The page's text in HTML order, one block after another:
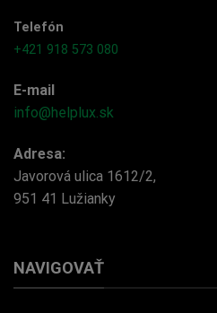
Telefón
+421 918 573 080
E-mail
info@helplux.sk
Adresa:
Javorová ulica 1612/2,
951 41 Lužianky
NAVIGOVAŤ